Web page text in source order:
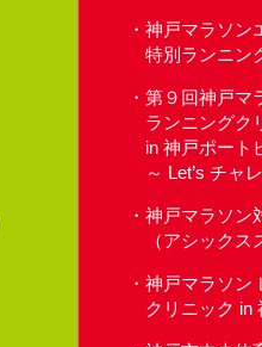
神戸マラソン
特別ランニン
第９回神戸マ
ランニングク
in 神戸ポート
～ Let’s チャ
神戸マラソ
（アシックス
神戸マラソン
クリニック in